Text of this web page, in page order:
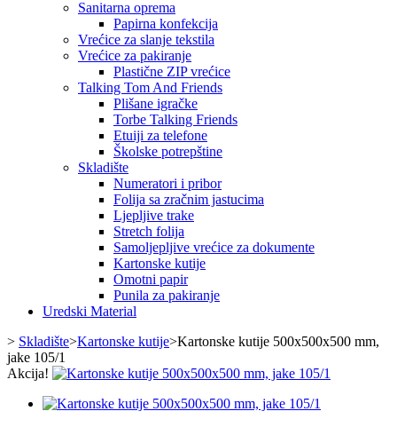
Sanitarna oprema
Papirna konfekcija
Vrećice za slanje tekstila
Vrećice za pakiranje
Plastične ZIP vrećice
Talking Tom And Friends
Plišane igračke
Torbe Talking Friends
Etuiji za telefone
Školske potrepštine
Skladište
Numeratori i pribor
Folija sa zračnim jastucima
Ljepljive trake
Stretch folija
Samoljepljive vrećice za dokumente
Kartonske kutije
Omotni papir
Punila za pakiranje
Uredski Material
> Skladište>Kartonske kutije>Kartonske kutije 500x500x500 mm,
jake 105/1
Akcija!